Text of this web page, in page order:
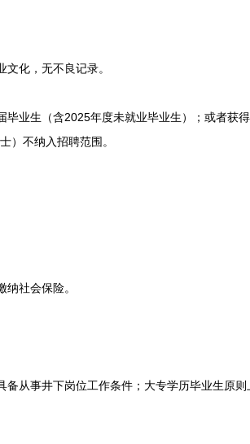
化，无不良记录。
生（含2025年度未就业毕业生）；或者获
）不纳入招聘范围。
社会保险。
从事井下岗位工作条件；大专学历毕业生原则